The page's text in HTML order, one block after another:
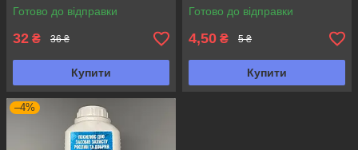
Готово до відправки
32 ₴ 36 ₴
Купити
Готово до відправки
4,50 ₴ 5 ₴
Купити
–4%